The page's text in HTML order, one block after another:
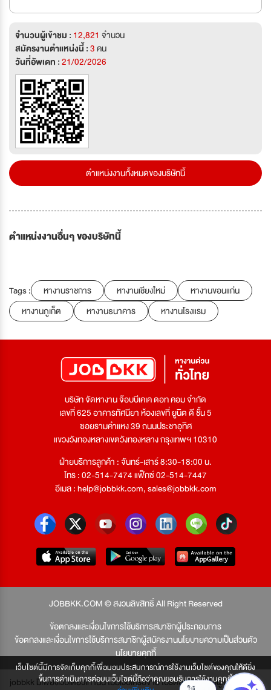
เว็บไซต์นี้มีการจัดเก็บคุกกี้เพื่อมอบประสบการณ์การใช้งานเว็บไซต์ของคุณให้ดียิ่ง
ขึ้นการดำเนินการต่อบนเว็บไซต์นี้ถือว่าคุณยอมรับการใช้งานคุกกี้
จำนวนผู้เข้าชม : 12,821 จำนวน
สมัครงานตำแหน่งนี้ :3คน
วันที่อัพเดท :21/02/2026
ตำแหน่งงานทั้งหมดของบริษัทนี้
ตำแหน่งงานอื่นๆ ของบริษัทนี้
Tags : หางานราชการ หางานเชียงใหม่
หางานขอนแก่น
หางานภูเก็ต
หางานธนาคาร หางานโรงแรม
บริษัท จัดหางาน จ๊อบบีเคเค ดอท คอม จำกัด
เลขที่ 625 อาคารทัศนียา ห้องเลขที่ ยูนิต ดี ชั้น 5
ซอยรามคำแหง 39 ถนนประชาอุทิศ
แขวงวังทองหลางเขตวังทองหลาง กรุงเทพฯ 10310
ฝ่ายบริการลูกค้า : จันทร์-เสาร์ 8:30-18:00 น.
โทร : 02-514-7474 แฟ็กซ์ 02-514-7447
อีเมล :help@jobbkk.com,sales@jobbkk.com
JOBBKK.COM © สงวนลิขสิทธิ์ All Right Reserved
ข้อตกลงและเงื่อนไขการใช้บริการสมาชิกผู้ประกอบการ
ข้อตกลงและเงื่อนไขการใช้บริการสมาชิกผู้สมัครงานนโยบายความเป็นส่วนตัว
นโยบายคุกกี้
jobbkk มีเพียงเว็บเดียวเท่านั้น ไม่มีเว็บเครือข่าย โปรดอย่าหลงเชื่อผู้แอบอ้าง และ